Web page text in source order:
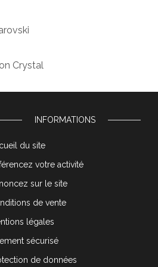
Crystal
INFORMATIONS
du site
votre activité
sur le site
de vente
légales
sécurisé
de données